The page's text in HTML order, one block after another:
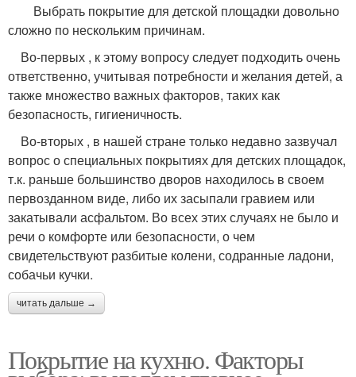
Выбрать покрытие для детской площадки довольно
сложно по нескольким причинам.
Во-первых , к этому вопросу следует подходить очень
ответственно, учитывая потребности и желания детей, а
также множество важных факторов, таких как
безопасность, гигиеничность.
Во-вторых , в нашей стране только недавно зазвучал
вопрос о специальных покрытиях для детских площадок,
т.к. раньше большинство дворов находилось в своем
первозданном виде, либо их засыпали гравием или
закатывали асфальтом. Во всех этих случаях не было и
речи о комфорте или безопасности, о чем
свидетельствуют разбитые колени, содранные ладони,
собачьи кучки.
читать дальше →
Покрытие на кухню. Факторы